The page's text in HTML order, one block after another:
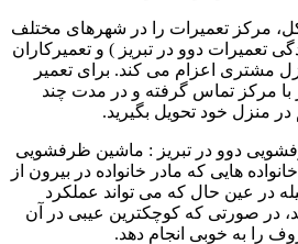
مرکز تعمیرات را در شهرهای مختلف
تعمیرات دوو در تبریز ) و تعمیرکاران
مشتری اعزام می کند. برای تعمیر
با مرکز تماس گرفته و در مدت چند
منزل خود تحویل بگیرید.
دوو در تبریز : ماشین ظرفشویی
هایی که مادر خانواده در بیرون از
در عین حال که می تواند عملکرد
در صورتی که کوچکترین عیبی در آن
را به خوبی انجام دهد.